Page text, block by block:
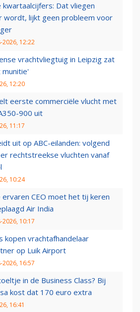
kwartaalcijfers: Dat vliegen
wordt, lijkt geen probleem voor
2026, 12:22
vrachtvliegtuig in Leipzig zat
12:20
eerste commerciële vlucht met
900 uit
11:17
uit op ABC-eilanden: volgend
rechtstreekse vluchten vanaf
10:24
ervaren CEO moet het tij keren
Air India
2026, 10:17
kopen vrachtafhandelaar
op Luik Airport
2026, 16:57
in de Business Class? Bij
kost dat 170 euro extra
16:41